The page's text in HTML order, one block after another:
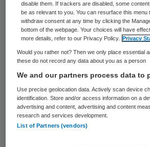
Foto: Ikazia
Zilveren Kruis, VGZ, CZ,
geven Ikazia voor 2022,
hogere vergoedingen. Dat
euro’s, zegt Rik Riemens, ad
de raad van bestuur: “Wij
bovendien dat de banken op
herstelplan bereid zijn de
disable them. If trackers are disabled, some
be as relevant to you. You can resurface this
withdraw consent at any time by clicking the
bottom of the webpage. Your choices will have
more details, refer to our Privacy Policy.
Privacy
Would you rather not? Then we only place essential
these do not record any data about you as a person
We and our partners process data to
Use precise geolocation data. Actively scan device
identification. Store and/or access information on a
advertising and content, advertising and content
research and services development.
List of Partners (vendors)